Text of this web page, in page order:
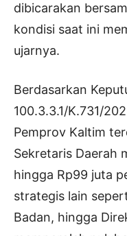
dibicarakan
kondisi saat ini
ujarnya.
Berdasarkan
100.3.3.1/K.731/
Pemprov Kaltim
Sekretaris Daerah
hingga Rp99 juta
strategis lain
Badan, hingga